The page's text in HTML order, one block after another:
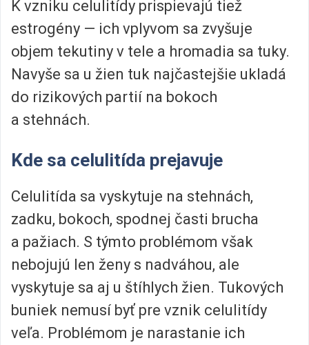
K vzniku celulitídy prispievajú tiež
estrogény — ich vplyvom sa zvyšuje
objem tekutiny v tele a hromadia sa tuky.
Navyše sa u žien tuk najčastejšie ukladá
do rizikových partií na bokoch
a stehnách.
Kde sa celulitída prejavuje
Celulitída sa vyskytuje na stehnách,
zadku, bokoch, spodnej časti brucha
a pažiach. S týmto problémom však
nebojujú len ženy s nadváhou, ale
vyskytuje sa aj u štíhlych žien. Tukových
buniek nemusí byť pre vznik celulitídy
veľa. Problémom je narastanie ich